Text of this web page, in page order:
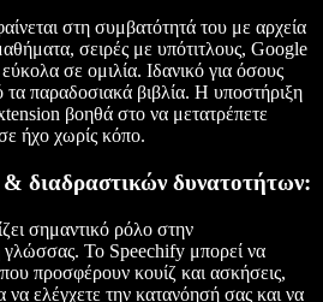
στη συμβατότητά του με αρχεία
σειρές με υπότιτλους, Google
σε ομιλία. Ιδανικό για όσους
παραδοσιακά βιβλία. Η υποστήριξη
βοηθά στο να μετατρέπετε
ήχο χωρίς κόπο.
διαδραστικών δυνατοτήτων:
σημαντικό ρόλο στην
γλώσσας. Το Speechify μπορεί να
προσφέρουν κουίζ και ασκήσεις,
να ελέγχετε την κατανόησή σας και να